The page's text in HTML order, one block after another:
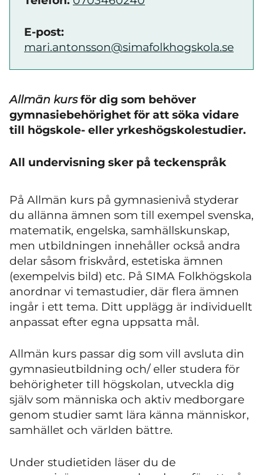
E-post:
mari.antonsson@simafolkhogskola.se
Allmän kursför dig som behöver
gymnasiebehörighet för att söka vidare
till högskole- eller yrkeshögskolestudier.
All undervisning sker på teckenspråk
På Allmän kurs på gymnasienivå styderar
du allänna ämnen som till exempel svenska,
matematik, engelska, samhällskunskap,
men utbildningen innehåller också andra
delar såsom friskvård, estetiska ämnen
(exempelvis bild) etc. På SIMA Folkhögskola
anordnar vi temastudier, där flera ämnen
ingår i ett tema. Ditt upplägg är individuellt
anpassat efter egna uppsatta mål.
Allmän kurs passar dig som vill avsluta din
gymnasieutbildning och/ eller studera för
behörigheter till högskolan, utveckla dig
själv som människa och aktiv medborgare
genom studier samt lära känna människor,
samhället och världen bättre.
Under studietiden läser du de